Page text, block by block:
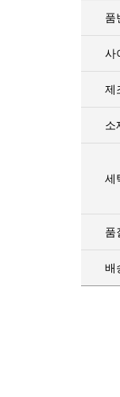
품
사
제
소
세
품
배